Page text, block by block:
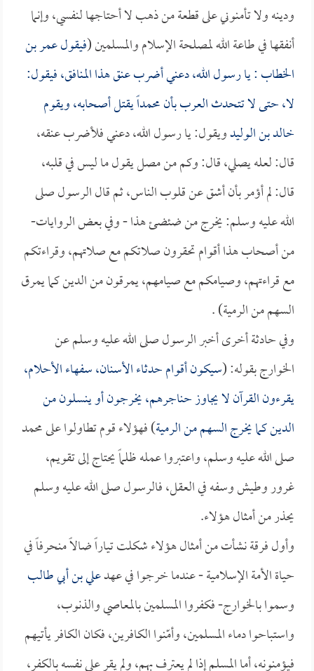
ودينه ولا تأمنوني على قطعة من ذهب لا أحتاجها لنفسي، وإنما
أنفقها في طاعة الله لمصلحة الإسلام والمسلمين (فيقولعمر بن
الخطاب: يا رسول الله، دعني أضرب عنق هذا المنافق، فيقول:
لا، حتى لا تتحدث العرب بأن محمداً يقتل أصحابه، ويقوم
خالد بن الوليدويقول: يا رسول الله، دعني فلأضرب عنقه،
قال: لعله يصلي، قال: وكم من مصل يقول ما ليس في قلبه،
قال: لم أؤمر بأن أشق عن قلوب الناس، ثم قال الرسول صلى
الله عليه وسلم: يخرج من ضئضئ هذا - وفي بعض الروايات-
من أصحاب هذا أقوام تحقرون صلاتكم مع صلاتهم، وقراءتكم
مع قراءتهم، وصيامكم مع صيامهم، يمرقون من الدين كما يمرق
السهم من الرمية) .
وفي حادثة أخرى أخبر الرسول صلى الله عليه وسلم عن
الخوارج بقوله: (سيكون أقوام حدثاء الأسنان، سفهاء الأحلام،
يقرءون القرآن لا يجاوز حناجرهم، يخرجون أو ينسلون من
الدين كما يخرج السهم من الرمية) فهؤلاء قوم تطاولوا على محمد
صلى الله عليه وسلم، واعتبروا عمله ظلماً يحتاج إلى تقويم،
غرور وطيش وسفه في العقل، فالرسول صلى الله عليه وسلم
يحذر من أمثال هؤلاء.
وأول فرقة نشأت من أمثال هؤلاء شكلت تياراً ضالاً منحرفاً في
حياة الأمة الإسلامية - عندما خرجوا في عهدعلي بن أبي طالب
وسموا بالخوارج- فكفروا المسلمين بالمعاصي والذنوب،
واستباحوا دماء المسلمين، وأمّنوا الكافرين، فكان الكافر يأتيهم
فيؤمنونه، أما المسلم إذا لم يعترف بهم، ولم يقر على نفسه بالكفر،